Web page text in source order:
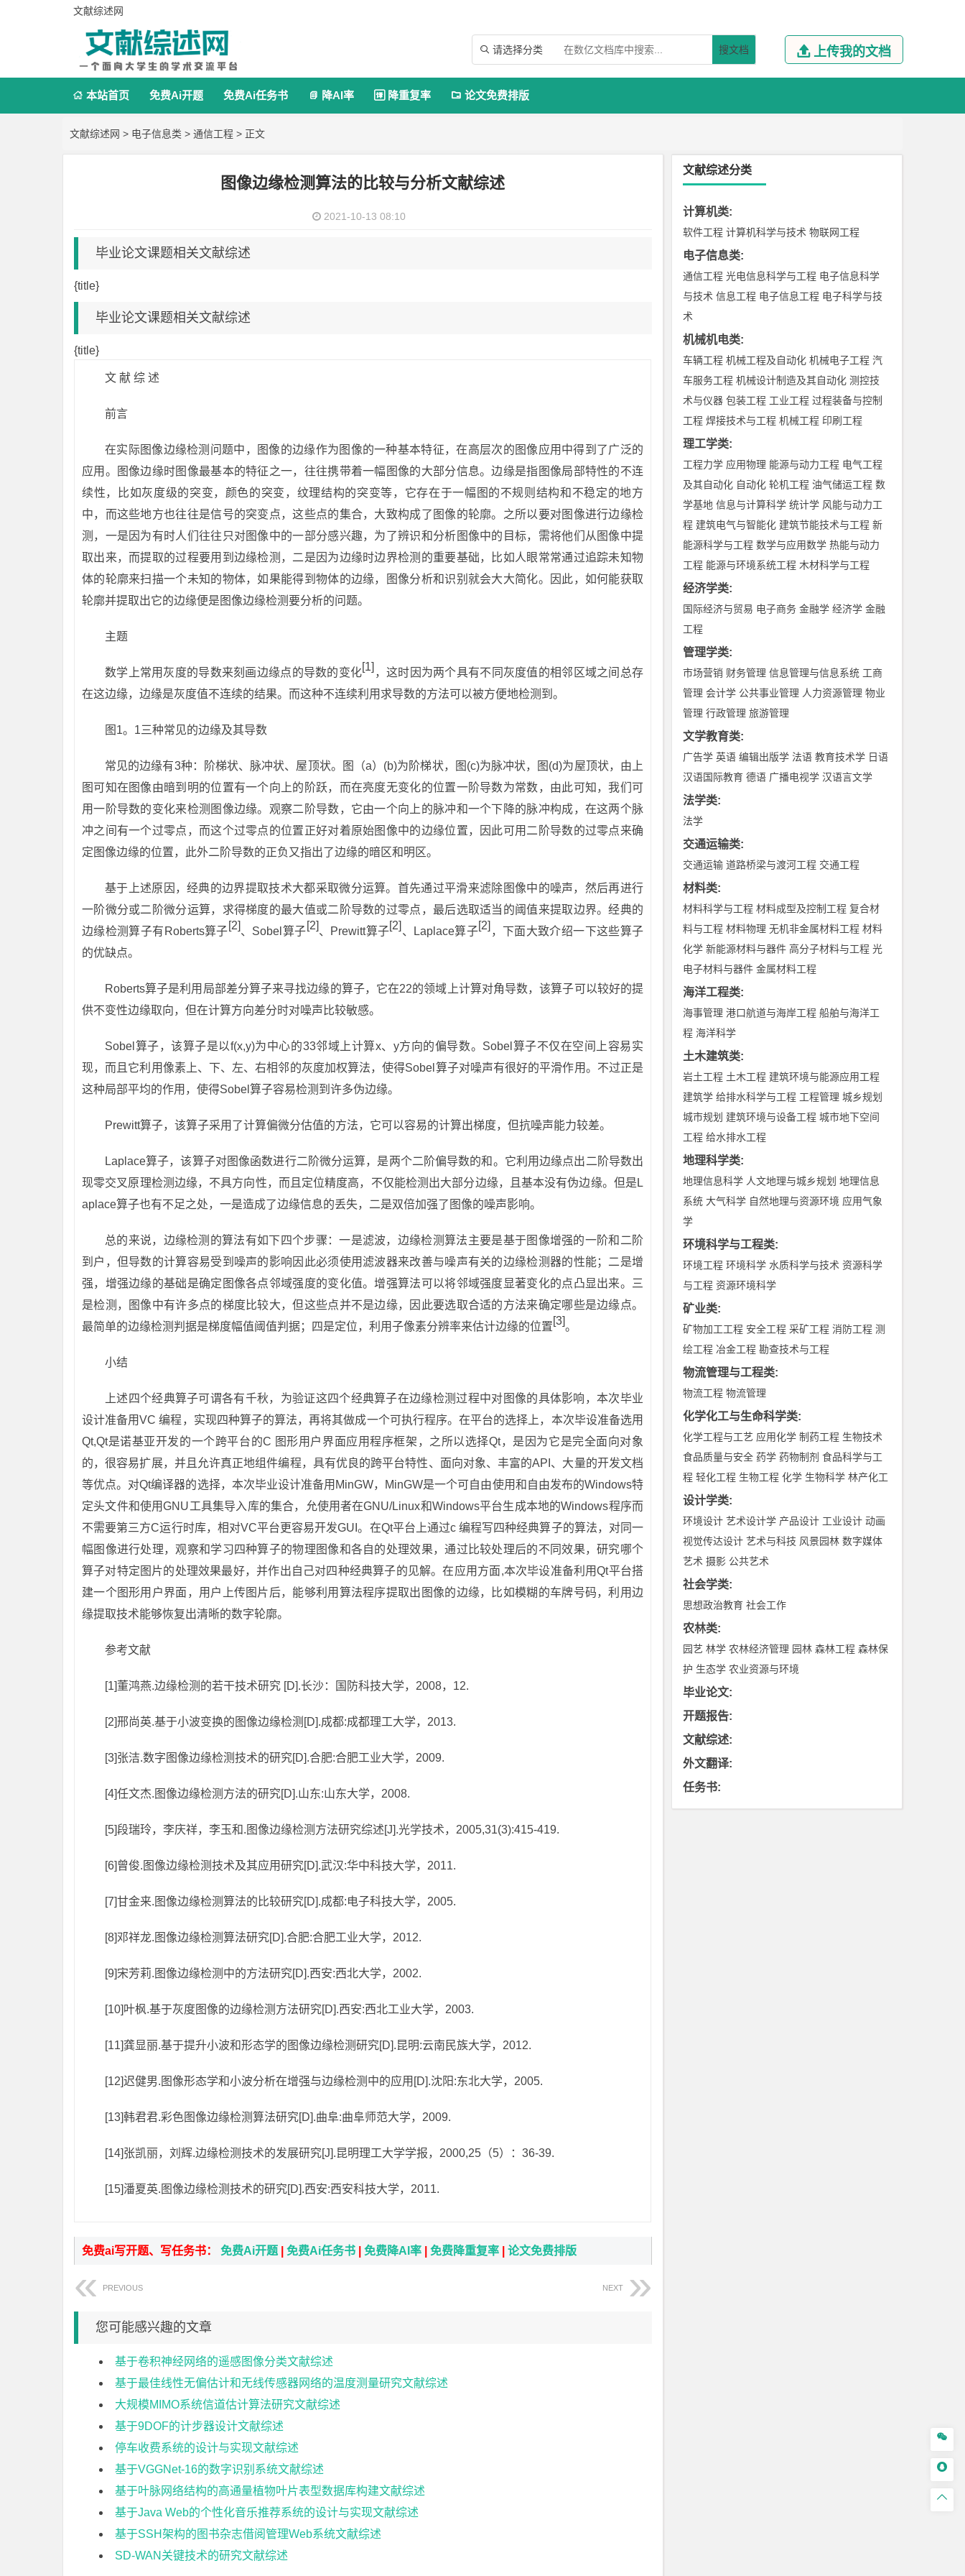
文献综述网
 请选择分类 搜文档  上传我的文档
 本站首页 免费Ai开题 免费Ai任务书  降AI率  降重复率  论文免费排版
文献综述网 > 电子信息类 > 通信工程 > 正文
图像边缘检测算法的比较与分析文献综述
2021-10-13 08:10
毕业论文课题相关文献综述
{title}
毕业论文课题相关文献综述
{title}
文 献 综 述
前言
在实际图像边缘检测问题中，图像的边缘作为图像的一种基本特征，在高层次的图像应用中得到了广泛的
应用。图像边缘时图像最基本的特征之一，往往携带着一幅图像的大部分信息。边缘是指图像局部特性的不连
续性，比如灰度级的突变，颜色的突变，纹理结构的突变等，它存在于一幅图的不规则结构和不稳定的地方
中，而这些地方也往往是信号的突变点，这些点的集合，大致构成了图像的轮廓。之所以要对图像进行边缘检
测，一是因为有时人们往往只对图像中的一部分感兴趣，为了辨识和分析图像中的目标，需将他们从图像中提
取出来，而提取的过程要用到边缘检测，二是因为边缘时边界检测的重要基础，比如人眼常常通过追踪未知物
体的轮廓来扫描一个未知的物体，如果能得到物体的边缘，图像分析和识别就会大大简化。因此，如何能获取
轮廓并提取出它的边缘便是图像边缘检测要分析的问题。
主题
数学上常用灰度的导数来刻画边缘点的导数的变化[1] ，这时因为两个具有不同灰度值的相邻区域之间总存
在这边缘，边缘是灰度值不连续的结果。而这种不连续利用求导数的方法可以被方便地检测到。
图1。1三种常见的边缘及其导数
常见的边缘有3种：阶梯状、脉冲状、屋顶状。图（a）(b)为阶梯状，图(c)为脉冲状，图(d)为屋顶状，由上
图可知在图像由暗到明的位置有一个向上的阶跃，而在亮度无变化的位置一阶导数为常数，由此可知，我们可
用一阶导数的变化来检测图像边缘。观察二阶导数，它由一个向上的脉冲和一个下降的脉冲构成，在这两个脉
冲之间有一个过零点，而这个过零点的位置正好对着原始图像中的边缘位置，因此可用二阶导数的过零点来确
定图像边缘的位置，此外二阶导数的正负又指出了边缘的暗区和明区。
基于上述原因，经典的边界提取技术大都采取微分运算。首先通过平滑来滤除图像中的噪声，然后再进行
一阶微分或二阶微分运算，求得梯度的最大值或二阶导数的过零点，最后选取适当的阈值来提取边界。经典的
边缘检测算子有Roberts算子[2]、Sobel算子[2]、Prewitt算子[2] 、Laplace算子[2] ，下面大致介绍一下这些算子
的优缺点。
Roberts算子是利用局部差分算子来寻找边缘的算子，它在22的领域上计算对角导数，该算子可以较好的提
供不变性边缘取向，但在计算方向差分时对噪声比较敏感。
Sobel算子，该算子是以f(x,y)为中心的33邻域上计算x、y方向的偏导数。Sobel算子不仅在空间上容易实
现，而且它利用像素上、下、左、右相邻的灰度加权算法，使得Sobel算子对噪声有很好的平滑作用。不过正是
这种局部平均的作用，使得Sobel算子容易检测到许多伪边缘。
Prewitt算子，该算子采用了计算偏微分估值的方法，它可以容易的计算出梯度，但抗噪声能力较差。
Laplace算子，该算子对图像函数进行二阶微分运算，是两个二阶偏导数的和。它利用边缘点出二阶导数出
现零交叉原理检测边缘，不具方向性，而且定位精度高，不仅能检测出大部分边缘，且基本没有伪边缘。但是L
aplace算子也有不足之处，一是造成了边缘信息的丢失，二是双倍加强了图像的噪声影响。
总的来说，边缘检测的算法有如下四个步骤：一是滤波，边缘检测算法主要是基于图像增强的一阶和二阶
到户，但导数的计算容易受到噪声的影响因此必须使用滤波器来改善与噪声有关的边缘检测器的性能；二是增
强，增强边缘的基础是确定图像各点邻域强度的变化值。增强算法可以将邻域强度显著变化的点凸显出来。三
是检测，图像中有许多点的梯度比较大，但这些点并不是边缘，因此要选取合适的方法来确定哪些是边缘点。
最简单的边缘检测判据是梯度幅值阈值判据；四是定位，利用子像素分辨率来估计边缘的位置[3]。
小结
上述四个经典算子可谓各有千秋，为验证这四个经典算子在边缘检测过程中对图像的具体影响，本次毕业
设计准备用VC 编程，实现四种算子的算法，再将其做成一个可执行程序。在平台的选择上，本次毕设准备选用
Qt,Qt是诺基亚开发的一个跨平台的C 图形用户界面应用程序框架，之所以选择Qt，是因为它是完全面向对象
的，很容易扩展，并且允许真正地组件编程，具有优良的跨平台特性、面向对象、丰富的API、大量的开发文档
等优点。对Qt编译器的选择，本次毕业设计准备用MinGW，MinGW是一个可自由使用和自由发布的Windows特
定头文件和使用GNU工具集导入库的集合，允使用者在GNU/Linux和Windows平台生成本地的Windows程序而
不需要第三方C运行时库，相对VC平台更容易开发GUI。在Qt平台上通过c 编程写四种经典算子的算法，对同一
幅图像进行处理，观察和学习四种算子的物理图像和各自的处理效果，通过比较处理后的不同效果，研究哪个
算子对特定图片的处理效果最好，并作出自己对四种经典算子的见解。在应用方面,本次毕设准备利用Qt平台搭
建一个图形用户界面，用户上传图片后，能够利用算法程序提取出图像的边缘，比如模糊的车牌号码，利用边
缘提取技术能够恢复出清晰的数字轮廓。
参考文献
[1]董鸿燕.边缘检测的若干技术研究 [D].长沙：国防科技大学，2008，12.
[2]邢尚英.基于小波变换的图像边缘检测[D].成都:成都理工大学，2013.
[3]张洁.数字图像边缘检测技术的研究[D].合肥:合肥工业大学，2009.
[4]任文杰.图像边缘检测方法的研究[D].山东:山东大学，2008.
[5]段瑞玲，李庆祥，李玉和.图像边缘检测方法研究综述[J].光学技术，2005,31(3):415-419.
[6]曾俊.图像边缘检测技术及其应用研究[D].武汉:华中科技大学，2011.
[7]甘金来.图像边缘检测算法的比较研究[D].成都:电子科技大学，2005.
[8]邓祥龙.图像边缘检测算法研究[D].合肥:合肥工业大学，2012.
[9]宋芳莉.图像边缘检测中的方法研究[D].西安:西北大学，2002.
[10]叶枫.基于灰度图像的边缘检测方法研究[D].西安:西北工业大学，2003.
[11]龚显丽.基于提升小波和形态学的图像边缘检测研究[D].昆明:云南民族大学，2012.
[12]迟健男.图像形态学和小波分析在增强与边缘检测中的应用[D].沈阳:东北大学，2005.
[13]韩君君.彩色图像边缘检测算法研究[D].曲阜:曲阜师范大学，2009.
[14]张凯丽，刘辉.边缘检测技术的发展研究[J].昆明理工大学学报，2000,25（5）：36-39.
[15]潘夏英.图像边缘检测技术的研究[D].西安:西安科技大学，2011.
免费ai写开题、写任务书： 免费Ai开题 免费Ai任务书 免费降AI率 免费降重复率 论文免费排版
PREVIOUS NEXT
您可能感兴趣的文章
基于卷积神经网络的遥感图像分类文献综述
基于最佳线性无偏估计和无线传感器网络的温度测量研究文献综述
大规模MIMO系统信道估计算法研究文献综述
基于9DOF的计步器设计文献综述
停车收费系统的设计与实现文献综述
基于VGGNet-16的数字识别系统文献综述
基于叶脉网络结构的高通量植物叶片表型数据库构建文献综述
基于Java Web的个性化音乐推荐系统的设计与实现文献综述
基于SSH架构的图书杂志借阅管理Web系统文献综述
SD-WAN关键技术的研究文献综述
文献综述分类
计算机类:
软件工程 计算机科学与技术 物联网工程
电子信息类:
通信工程 光电信息科学与工程 电子信息科学
与技术 信息工程 电子信息工程 电子科学与技
术
机械机电类:
车辆工程 机械工程及自动化 机械电子工程 汽
车服务工程 机械设计制造及其自动化 测控技
术与仪器 包装工程 工业工程 过程装备与控制
工程 焊接技术与工程 机械工程 印刷工程
理工学类:
工程力学 应用物理 能源与动力工程 电气工程
及其自动化 自动化 轮机工程 油气储运工程 数
学基地 信息与计算科学 统计学 风能与动力工
程 建筑电气与智能化 建筑节能技术与工程 新
能源科学与工程 数学与应用数学 热能与动力
工程 能源与环境系统工程 木材科学与工程
经济学类:
国际经济与贸易 电子商务 金融学 经济学 金融
工程
管理学类:
市场营销 财务管理 信息管理与信息系统 工商
管理 会计学 公共事业管理 人力资源管理 物业
管理 行政管理 旅游管理
文学教育类:
广告学 英语 编辑出版学 法语 教育技术学 日语
汉语国际教育 德语 广播电视学 汉语言文学
法学类:
法学
交通运输类:
交通运输 道路桥梁与渡河工程 交通工程
材料类:
材料科学与工程 材料成型及控制工程 复合材
料与工程 材料物理 无机非金属材料工程 材料
化学 新能源材料与器件 高分子材料与工程 光
电子材料与器件 金属材料工程
海洋工程类:
海事管理 港口航道与海岸工程 船舶与海洋工
程 海洋科学
土木建筑类:
岩土工程 土木工程 建筑环境与能源应用工程
建筑学 给排水科学与工程 工程管理 城乡规划
城市规划 建筑环境与设备工程 城市地下空间
工程 给水排水工程
地理科学类:
地理信息科学 人文地理与城乡规划 地理信息
系统 大气科学 自然地理与资源环境 应用气象
学
环境科学与工程类:
环境工程 环境科学 水质科学与技术 资源科学
与工程 资源环境科学
矿业类:
矿物加工工程 安全工程 采矿工程 消防工程 测
绘工程 冶金工程 勘查技术与工程
物流管理与工程类:
物流工程 物流管理
化学化工与生命科学类:
化学工程与工艺 应用化学 制药工程 生物技术
食品质量与安全 药学 药物制剂 食品科学与工
程 轻化工程 生物工程 化学 生物科学 林产化工
设计学类:
环境设计 艺术设计学 产品设计 工业设计 动画
视觉传达设计 艺术与科技 风景园林 数字媒体
艺术 摄影 公共艺术
社会学类:
思想政治教育 社会工作
农林类:
园艺 林学 农林经济管理 园林 森林工程 森林保
护 生态学 农业资源与环境
毕业论文:
开题报告:
文献综述:
外文翻译:
任务书:


